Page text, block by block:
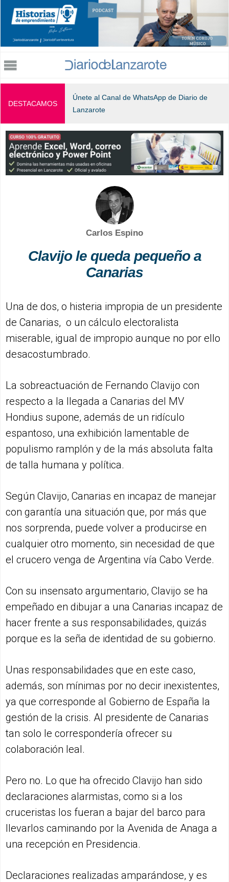
Jump to navigation
DESTACAMOS
Únete al Canal de WhatsApp de Diario de
Lanzarote
Carlos Espino
Clavijo le queda pequeño a
Canarias
Una de dos, o histeria impropia de un presidente
de Canarias, o un cálculo electoralista
miserable, igual de impropio aunque no por ello
desacostumbrado.
La sobreactuación de Fernando Clavijo con
respecto a la llegada a Canarias del MV
Hondius supone, además de un ridículo
espantoso, una exhibición lamentable de
populismo ramplón y de la más absoluta falta
de talla humana y política.
Según Clavijo, Canarias en incapaz de manejar
con garantía una situación que, por más que
nos sorprenda, puede volver a producirse en
cualquier otro momento, sin necesidad de que
el crucero venga de Argentina vía Cabo Verde.
Con su insensato argumentario, Clavijo se ha
empeñado en dibujar a una Canarias incapaz de
hacer frente a sus responsabilidades, quizás
porque es la seña de identidad de su gobierno.
Unas responsabilidades que en este caso,
además, son mínimas por no decir inexistentes,
ya que corresponde al Gobierno de España la
gestión de la crisis. Al presidente de Canarias
tan solo le correspondería ofrecer su
colaboración leal.
Pero no. Lo que ha ofrecido Clavijo han sido
declaraciones alarmistas, como si a los
cruceristas los fueran a bajar del barco para
llevarlos caminando por la Avenida de Anaga a
una recepción en Presidencia.
Declaraciones realizadas amparándose, y es